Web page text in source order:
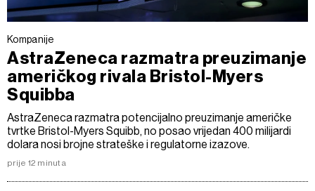
Kompanije
AstraZeneca razmatra preuzimanje
američkog rivala Bristol-Myers
Squibba
AstraZeneca razmatra potencijalno preuzimanje američke
tvrtke Bristol-Myers Squibb, no posao vrijedan 400 milijardi
dolara nosi brojne strateške i regulatorne izazove.
prije 12 minuta